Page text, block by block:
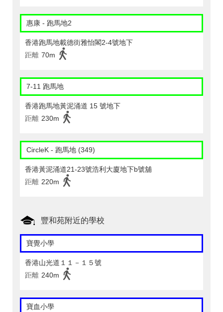
惠康 - 跑馬地2
香港跑馬地載德街雅怡閣2-4號地下
距離 70m
7-11 跑馬地
香港跑馬地黃泥涌道 15 號地下
距離 230m
CircleK - 跑馬地 (349)
香港黃泥涌道21-23號浩利大廈地下b號舖
距離 220m
豐和苑附近的學校
寶覺小學
香港山光道１１－１５號
距離 240m
寶血小學